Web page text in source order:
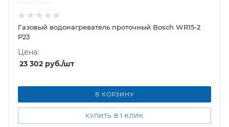
Газовый водонагреватель проточный Bosch WR15-2
P23
Цена:
23 302 руб./шт
В КОРЗИНУ
КУПИТЬ В 1 КЛИК